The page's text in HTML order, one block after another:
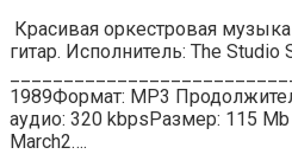
Красивая оркестровая
гитар. Исполнитель: The Studio
1989Формат: MP3
аудио: 320 kbpsРазмер: 115
March2….